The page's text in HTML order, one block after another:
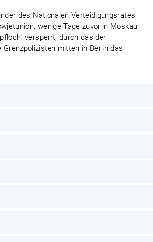
des Nationalen Verteidigungsrates
wenige Tage zuvor in Moskau
versperrt, durch das der
mitten in Berlin das